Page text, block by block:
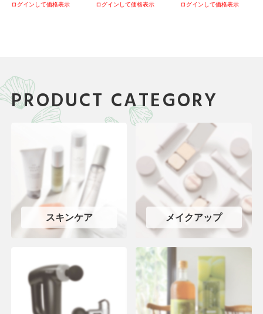
ログインして価格表示 ログインして価格表示 ログインして価格表示
PRODUCT CATEGORY
スキンケア メイクアップ